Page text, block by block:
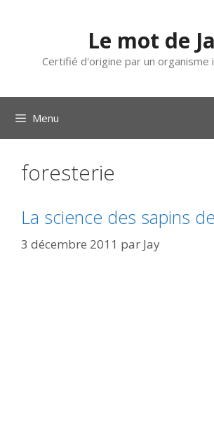
Le mot de
Certifié d'origine par un organisme
Menu
foresterie
La science des sapins
3 décembre 2011 par Jay